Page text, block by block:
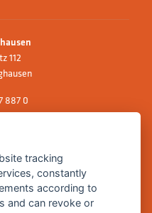
112
887 0
Burghausen:
tracking
constantly
according to
and can revoke or